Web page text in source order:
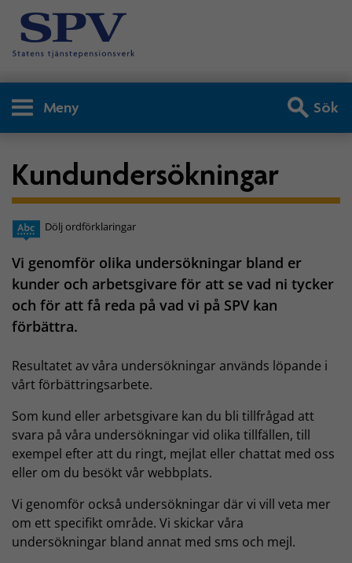
Meny Sök
Kundundersökningar
Dölj ordförklaringar
Vi genomför olika undersökningar bland er
kunder och arbetsgivare för att se vad ni tycker
och för att få reda på vad vi på SPV kan
förbättra.
Resultatet av våra undersökningar används löpande i
vårt förbättringsarbete.
Som kund eller arbetsgivare kan du bli tillfrågad att
svara på våra undersökningar vid olika tillfällen, till
exempel efter att du ringt, mejlat eller chattat med oss
eller om du besökt vår webbplats.
Vi genomför också undersökningar där vi vill veta mer
om ett specifikt område. Vi skickar våra
undersökningar bland annat med sms och mejl.